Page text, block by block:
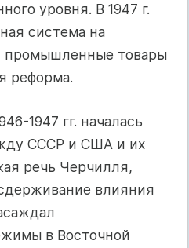
уровня. В 1947 г.
система на
промышленные товары
реформа.
1947 гг. началась
СССР и США и их
речь Черчилля,
влияния
в Восточной